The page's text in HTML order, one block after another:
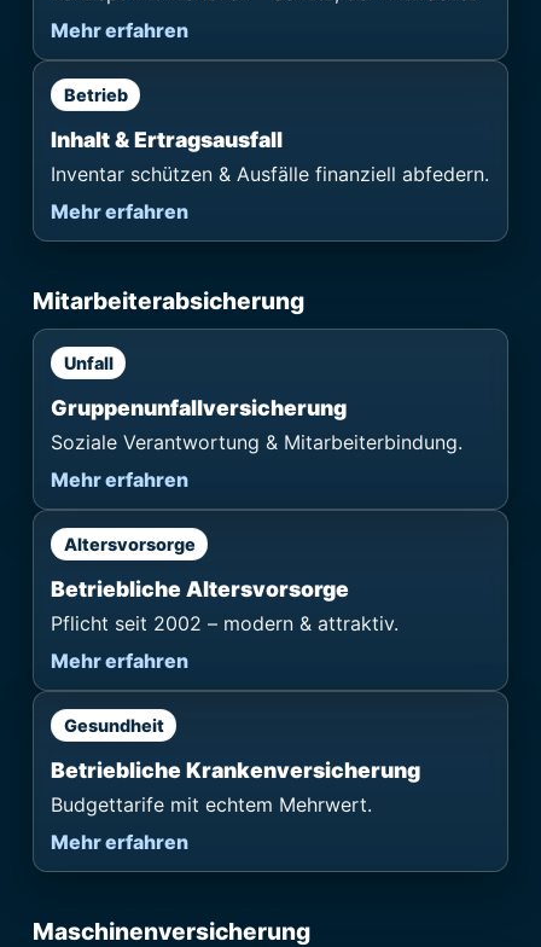
Mehr erfahren
Betrieb
Inhalt & Ertragsausfall
Inventar schützen & Ausfälle finanziell abfedern.
Mehr erfahren
Mitarbeiterabsicherung
Unfall
Gruppen­unfallversicherung
Soziale Verantwortung & Mitarbeiterbindung.
Mehr erfahren
Altersvorsorge
Betriebliche Altersvorsorge
Pflicht seit 2002 – modern & attraktiv.
Mehr erfahren
Gesundheit
Betriebliche Krankenversicherung
Budgettarife mit echtem Mehrwert.
Mehr erfahren
Maschinenversicherung